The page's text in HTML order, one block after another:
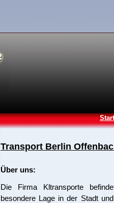
Transport Berlin
Über uns:
Die Firma Kltransporte
besondere Lage in der Stadt